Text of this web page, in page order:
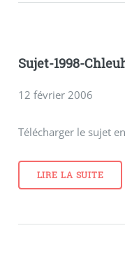
Sujet-1998-
12 février 2006
Télécharger le sujet
LIRE LA SUITE